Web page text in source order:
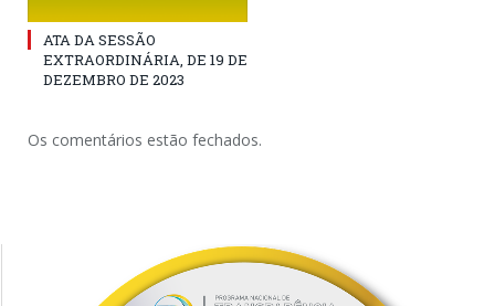
ATA DA SESSÃO
EXTRAORDINÁRIA, DE 19 DE
DEZEMBRO DE 2023
Os comentários estão fechados.